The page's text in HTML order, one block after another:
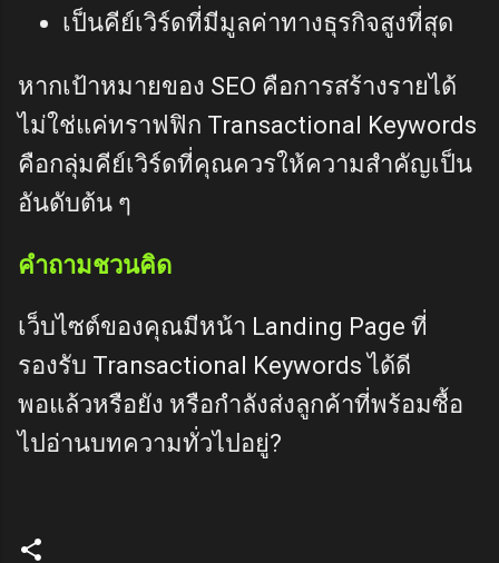
เป็นคีย์เวิร์ดที่มีมูลค่าทางธุรกิจสูงที่สุด
หากเป้าหมายของ SEO คือการสร้างรายได้
ไม่ใช่แค่ทราฟฟิก Transactional Keywords
คือกลุ่มคีย์เวิร์ดที่คุณควรให้ความสำคัญเป็น
อันดับต้น ๆ
คำถามชวนคิด
เว็บไซต์ของคุณมีหน้า Landing Page ที่
รองรับ Transactional Keywords ได้ดี
พอแล้วหรือยัง หรือกำลังส่งลูกค้าที่พร้อมซื้อ
ไปอ่านบทความทั่วไปอยู่?